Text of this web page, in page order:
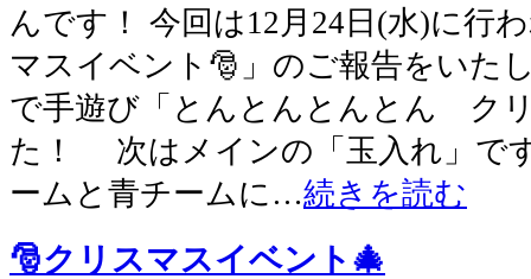
んです！ 今回は12月24日(水)に行
マスイベント🎅」のご報告をいた
で手遊び「とんとんとんとん ク
た！ 次はメインの「玉入れ」で
ームと青チームに…続きを読む
🎅クリスマスイベント🎄